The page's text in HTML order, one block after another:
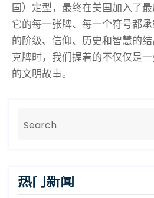
国）定型，最终在美国加入了
它的每一张牌、每一个符号都
的阶级、信仰、历史和智慧的
克牌时，我们握着的不仅仅是
的文明故事。
热门新闻